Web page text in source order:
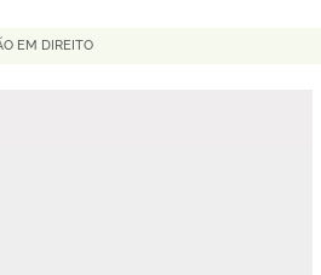
EM DIREITO